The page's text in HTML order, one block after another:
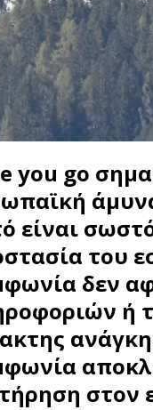
you go
είναι
του
δεν
ή
στον